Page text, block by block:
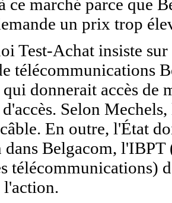
ce marché parce que
un prix trop
Test-Achat insiste
télécommunications
donnerait accès de
Selon
En outre, l'État
Belgacom, l'IBPT
télécommunications)
l'action.